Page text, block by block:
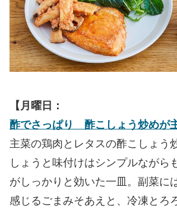
【月曜日：
酢でさっぱり 酢こしょう炒めが
主菜の鶏肉とレタスの酢こしょう
しょうと味付けはシンプルながら
がしっかりと効いた一皿。副菜に
感じるごまみそあえと、冷凍とろ